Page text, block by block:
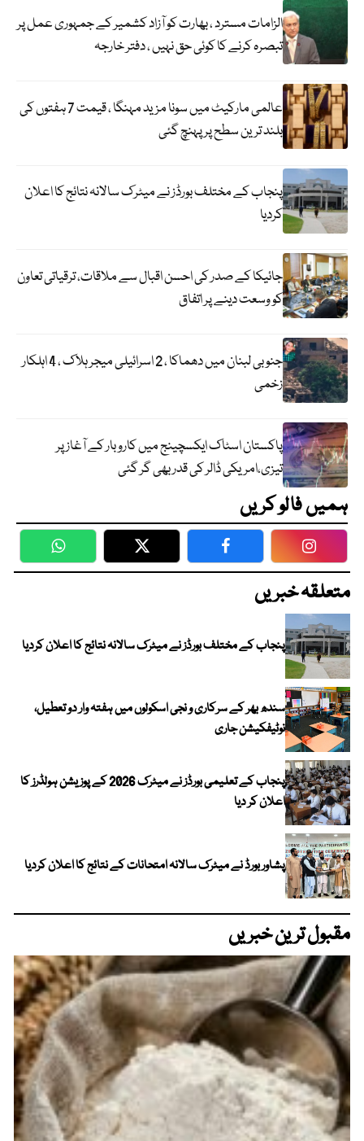
الزامات مسترد ، بھارت کو آزاد کشمیر کے جمہوری عمل پر
تبصرہ کرنے کا کوئی حق نہیں ، دفتر خارجہ
عالمی مارکیٹ میں سونا مزید مہنگا ، قیمت 7 ہفتوں کی
بلند ترین سطح پر پہنچ گئی
پنجاب کے مختلف بورڈز نے میٹرک سالانہ نتائج کا اعلان
کردیا
جائیکا کے صدر کی احسن اقبال سے ملاقات، ترقیاتی تعاون
کو وسعت دینے پر اتفاق
جنوبی لبنان میں دھماکا ، 2 اسرائیلی میجر ہلاک ، 4 اہلکار
زخمی
پاکستان اسٹاک ایکسچینج میں کاروبار کے آغاز پر
تیزی،امریکی ڈالر کی قدر بھی گر گئی
ہمیں فالو کریں
WhatsApp Twitter Facebook
متعلقہ خبریں
پنجاب کے مختلف بورڈز نے میٹرک سالانہ نتائج کا اعلان کردیا
سندھ بھر کے سرکاری و نجی اسکولوں میں ہفتہ وار دو تعطیل،
نوٹیفکیشن جاری
پنجاب کے تعلیمی بورڈز نے میٹرک 2026 کے پوزیشن ہولڈرز کا
اعلان کر دیا
پشاور بورڈ نے میٹرک سالانہ امتحانات کے نتائج کا اعلان کردیا
مقبول ترین خبریں